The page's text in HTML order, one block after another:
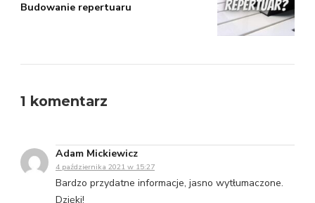
Budowanie repertuaru
1 komentarz
Adam Mickiewicz
4 października 2021 w 15:27
Bardzo przydatne informacje, jasno wytłumaczone.
Dzięki!